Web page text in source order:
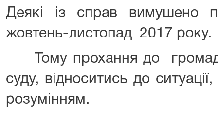
Деякі із справ вимушено
жовтень-листопад 2017 року.
Тому прохання до
суду, відноситись до
розумінням.